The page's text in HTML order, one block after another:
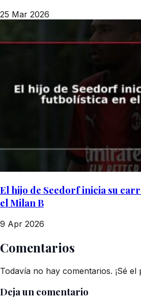
25 Mar 2026
El hijo de Seedorf inicia su
el Milan B
9 Apr 2026
Comentarios
Todavía no hay comentarios. ¡Sé
Deja un comentario